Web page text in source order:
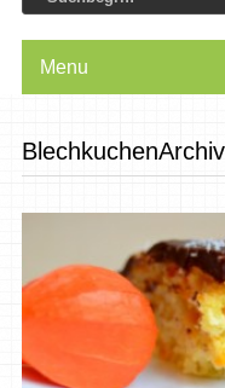
Menu
BlechkuchenArchiv